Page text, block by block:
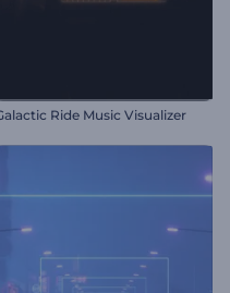
Ride Music Visualizer